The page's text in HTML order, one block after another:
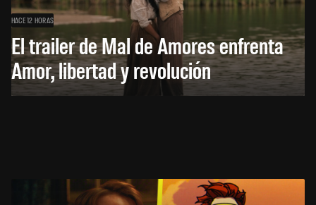
HACE 12 HORAS
El trailer de Mal de Amores enfrenta
Amor, libertad y revolución